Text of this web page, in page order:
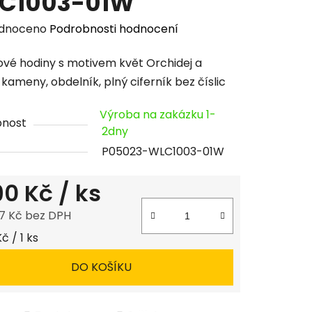
Podrobnosti hodnocení
hodiny s motivem květ Orchidej a
obdelník, plný ciferník bez číslic
Výroba na zakázku 1-
2dny
P05023-WLC1003-01W
Kč / ks
Kč bez DPH
cena:
/ 1 ks
DO KOŠÍKU